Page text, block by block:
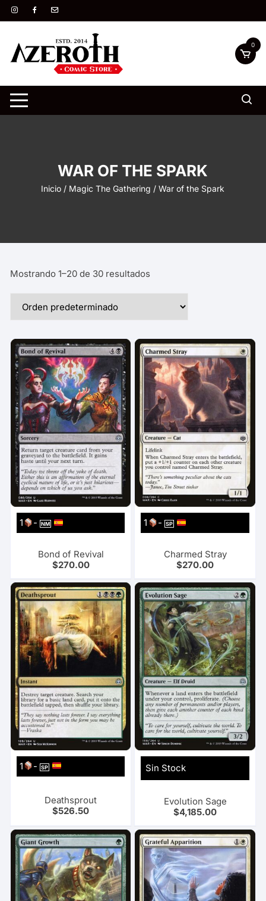
Saltar
al
0
WAR OF THE SPARK
Inicio / Magic The Gathering / War of the Spark
Mostrando 1–20 de 30 resultados
1 -NM
Bond of Revival
$270.00
1 - SP
Charmed Stray
$270.00
1 -SP
Deathsprout
$526.50
Sin Stock
Evolution Sage
$4,185.00